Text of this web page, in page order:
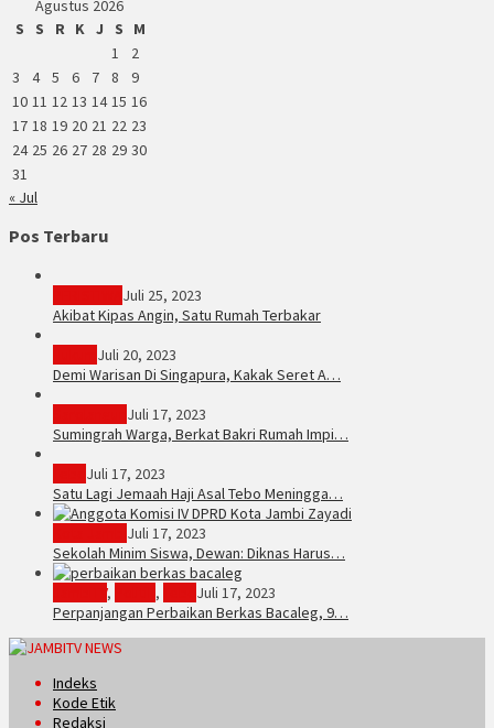
Agustus 2026
S
S R K J S
M
1
2
3
4 5 6 7 8
9
10 11 12 13 14 15 16
17 18 19 20 21 22 23
24 25 26 27 28 29 30
31
« Jul
Pos Terbaru
Juli 25, 2023
Akibat Kipas Angin, Satu Rumah Terbakar
Juli 20, 2023
Demi Warisan Di Singapura, Kakak Seret A…
Juli 17, 2023
Sumingrah Warga, Berkat Bakri Rumah Impi…
Juli 17, 2023
Satu Lagi Jemaah Haji Asal Tebo Meningga…
Juli 17, 2023
Sekolah Minim Siswa, Dewan: Diknas Harus…
, ,
Juli 17, 2023
Perpanjangan Perbaikan Berkas Bacaleg, 9…
Indeks
Kode Etik
Redaksi